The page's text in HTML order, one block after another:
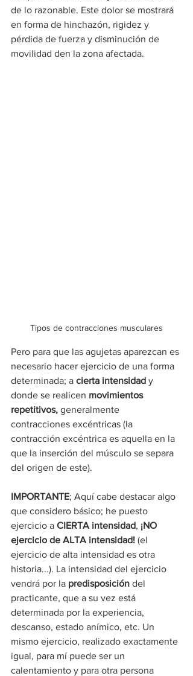
de lo razonable. Este dolor se mostrará
en forma de hinchazón, rigidez y
pérdida de fuerza y disminución de
movilidad den la zona afectada.
Tipos de contracciones musculares
Pero para que las agujetas aparezcan es
necesario hacer ejercicio de una forma
determinada; a cierta intensidad y
donde se realicen movimientos
repetitivos, generalmente
contracciones excéntricas (la
contracción excéntrica es aquella en la
que la inserción del músculo se separa
del origen de este).
IMPORTANTE; Aquí cabe destacar algo
que considero básico; he puesto
ejercicio a CIERTA intensidad, ¡NO
ejercicio de ALTA intensidad! (el
ejercicio de alta intensidad es otra
historia...). La intensidad del ejercicio
vendrá por la predisposición del
practicante, que a su vez está
determinada por la experiencia,
descanso, estado anímico, etc. Un
mismo ejercicio, realizado exactamente
igual, para mí puede ser un
calentamiento y para otra persona